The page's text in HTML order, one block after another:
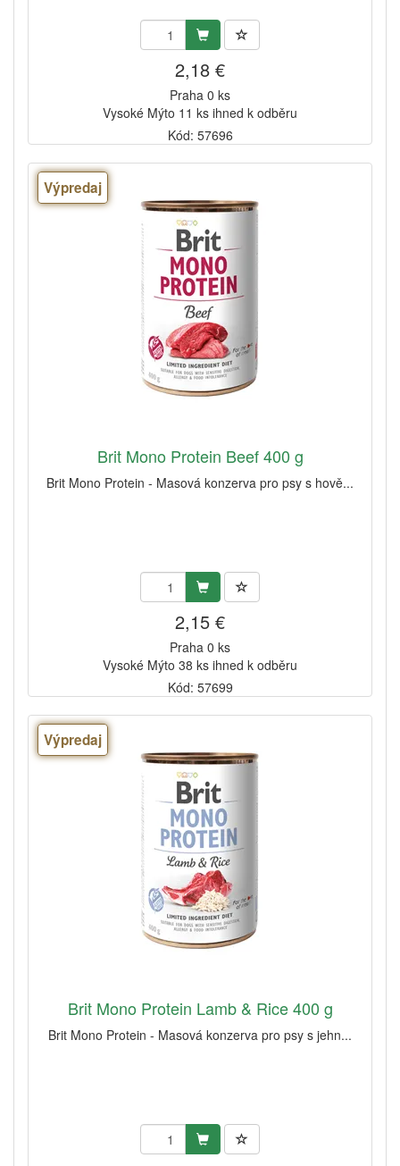
2,18 €
Praha 0 ks
Vysoké Mýto 11 ks ihned k odběru
Kód: 57696
Výpredaj
Brit Mono Protein Beef 400 g
Brit Mono Protein - Masová konzerva pro psy s hově...
2,15 €
Praha 0 ks
Vysoké Mýto 38 ks ihned k odběru
Kód: 57699
Výpredaj
Brit Mono Protein Lamb & Rice 400 g
Brit Mono Protein - Masová konzerva pro psy s jehn...